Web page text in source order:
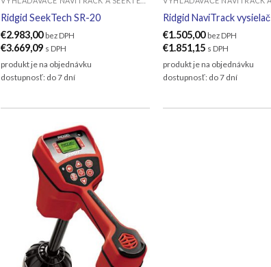
Ridgid SeekTech SR-20
€2.983,00 bez DPH
€3.669,09 s DPH
produkt je na objednávku
dostupnosť: do 7 dní
Ridgid NaviTrack vysielač
€1.505,00 bez DPH
€1.851,15 s DPH
produkt je na objednávku
dostupnosť: do 7 dní